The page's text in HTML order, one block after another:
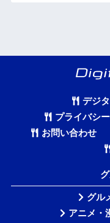
デジ
プライバシ
お問い合わせ
グル
アニメ・